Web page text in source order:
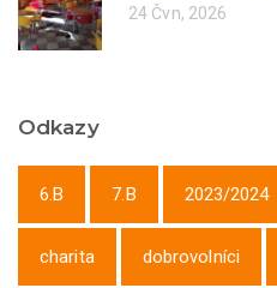
24 Čvn, 2026
Odkazy
6.B 7.B 2023/2024
charita dobrovolníci